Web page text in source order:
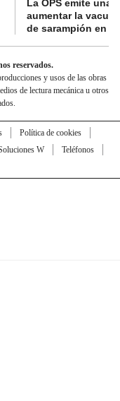
La OPS emite una
aumentar la
de sarampión en
reservados.
y usos de las obras
de lectura mecánica u otros
Política de cookies
W
Teléfonos